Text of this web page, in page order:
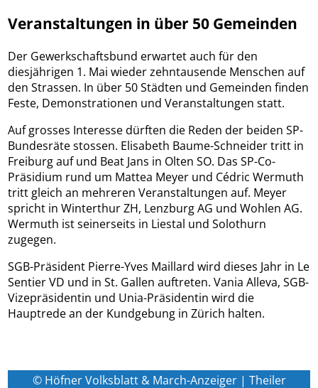
Veranstaltungen in über 50 Gemeinden
Der Gewerkschaftsbund erwartet auch für den
diesjährigen 1. Mai wieder zehntausende Menschen auf
den Strassen. In über 50 Städten und Gemeinden finden
Feste, Demonstrationen und Veranstaltungen statt.
Auf grosses Interesse dürften die Reden der beiden SP-
Bundesräte stossen. Elisabeth Baume-Schneider tritt in
Freiburg auf und Beat Jans in Olten SO. Das SP-Co-
Präsidium rund um Mattea Meyer und Cédric Wermuth
tritt gleich an mehreren Veranstaltungen auf. Meyer
spricht in Winterthur ZH, Lenzburg AG und Wohlen AG.
Wermuth ist seinerseits in Liestal und Solothurn
zugegen.
SGB-Präsident Pierre-Yves Maillard wird dieses Jahr in Le
Sentier VD und in St. Gallen auftreten. Vania Alleva, SGB-
Vizepräsidentin und Unia-Präsidentin wird die
Hauptrede an der Kundgebung in Zürich halten.
© Höfner Volksblatt & March-Anzeiger | Theiler